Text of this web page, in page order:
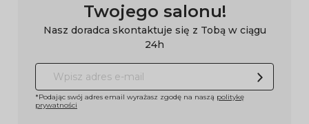
Twojego salonu!
Nasz doradca skontaktuje się z Tobą w ciągu
24h
*Podając swój adres email wyrażasz zgodę na naszą politykę
prywatności